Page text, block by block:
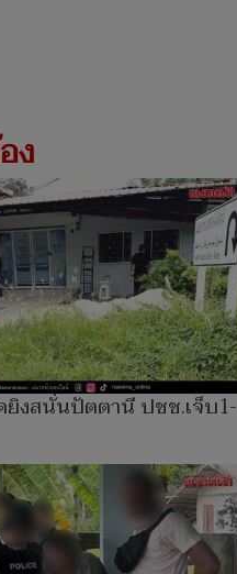
ง
ยิงสนั่นปัตตานี ปชช.เจ็บ1-